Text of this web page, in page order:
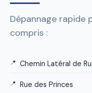
Dépannage rapide
compris :
Chemin Latéral de
Rue des Princes